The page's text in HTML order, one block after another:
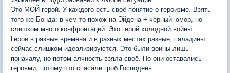
Это МОЙ герой. У каждого есть своё понятие о героизме. Взять
того же Бонда: в чём то похож на Эйдена + чёрный юмор, но
слишком много конфронтаций. Это герой холодной войны.
Герои в разные времена и в разных местах разные, паладины
сейчас слишком идеализируются. Это были воины лишь
поначалу, но потом алчность взяла своё. Но они оставались
героями, потому что спасали гроб Господень.